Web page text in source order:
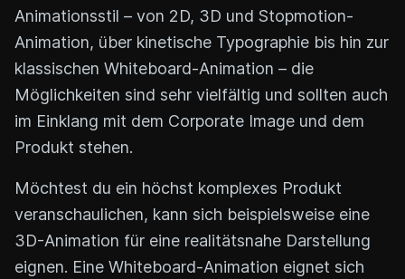
Animationsstil – von 2D, 3D und Stopmotion-
Animation, über kinetische Typographie bis hin zur
klassischen Whiteboard-Animation – die
Möglichkeiten sind sehr vielfältig und sollten auch
im Einklang mit dem Corporate Image und dem
Produkt stehen.
Möchtest du ein höchst komplexes Produkt
veranschaulichen, kann sich beispielsweise eine
3D-Animation für eine realitätsnahe Darstellung
eignen. Eine Whiteboard-Animation eignet sich